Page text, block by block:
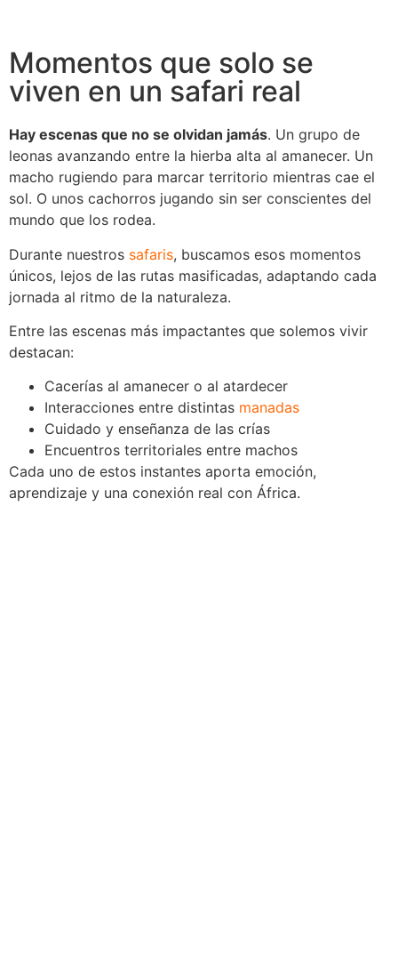
Momentos que solo se
viven en un safari real
Hay escenas que no se olvidan jamás. Un grupo de
leonas avanzando entre la hierba alta al amanecer. Un
macho rugiendo para marcar territorio mientras cae el
sol. O unos cachorros jugando sin ser conscientes del
mundo que los rodea.
Durante nuestros safaris, buscamos esos momentos
únicos, lejos de las rutas masificadas, adaptando cada
jornada al ritmo de la naturaleza.
Entre las escenas más impactantes que solemos vivir
destacan:
Cacerías al amanecer o al atardecer
Interacciones entre distintas manadas
Cuidado y enseñanza de las crías
Encuentros territoriales entre machos
Cada uno de estos instantes aporta emoción,
aprendizaje y una conexión real con África.